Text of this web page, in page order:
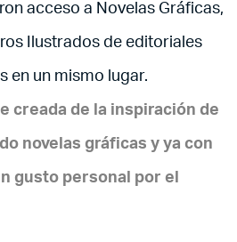
acceso a Novelas Gráficas,
Ilustrados de editoriales
en un mismo lugar.
creada de la inspiración de
novelas gráficas y ya con
gusto personal por el